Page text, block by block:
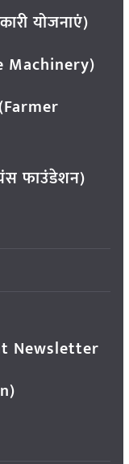
योजनाएं)
Machinery)
फाउंडेशन)
Newsletter